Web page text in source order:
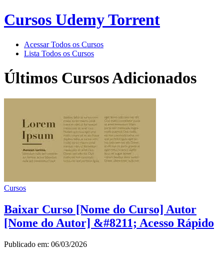
Cursos Udemy Torrent
Acessar Todos os Cursos
Lista Todos os Cursos
Últimos Cursos Adicionados
Cursos
Baixar Curso [Nome do Curso] Autor
[Nome do Autor] &#8211; Acesso Rápido
Publicado em: 06/03/2026